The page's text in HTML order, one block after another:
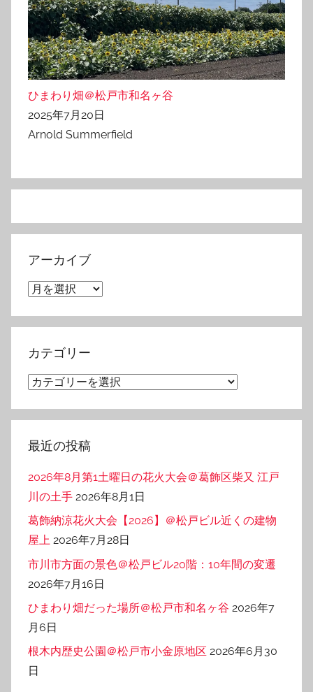
ひまわり畑＠松戸市和名ヶ谷
2025年7月20日
Arnold Summerfield
アーカイブ
ア
カ
イ
カテゴリー
カ
ゴ
リ
最近の投稿
2026年8月第1土曜日の花火大会＠葛飾区柴又 江戸
川の土手 2026年8月1日
葛飾納涼花火大会【2026】＠松戸ビル近くの建物
屋上 2026年7月28日
市川市方面の景色＠松戸ビル20階：10年間の変遷
2026年7月16日
ひまわり畑だった場所＠松戸市和名ヶ谷 2026年7
月6日
根木内歴史公園＠松戸市小金原地区 2026年6月30
日